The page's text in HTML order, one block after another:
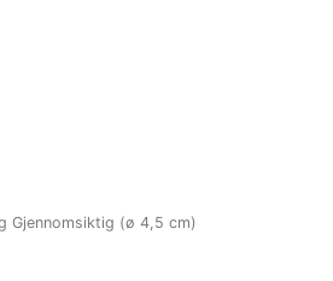
Gjennomsiktig (ø 4,5 cm)